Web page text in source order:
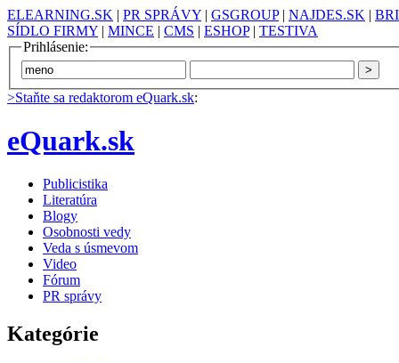
ELEARNING.SK | PR SPRÁVY | GSGROUP| NAJDES.SK |
SÍDLO FIRMY | MINCE | CMS | ESHOP| TESTIVA
Prihlásenie:
>Staňte sa redaktorom eQuark.sk:
eQuark.sk
Publicistika
Literatúra
Blogy
Osobnosti vedy
Veda s úsmevom
Video
Fórum
PR správy
Kategórie